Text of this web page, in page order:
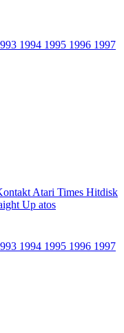
1994 1995 1996 1997
Atari Times Hitdisk
Up atos
1994 1995 1996 1997